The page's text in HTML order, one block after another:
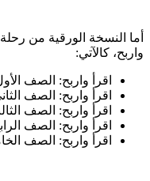
أما النسخة الورقية من
واربح، كالآتي:
اقرأ واربح: الصف
اقرأ واربح: الصف
اقرأ واربح: الصف
اقرأ واربح: الصف
اقرأ واربح: الصف